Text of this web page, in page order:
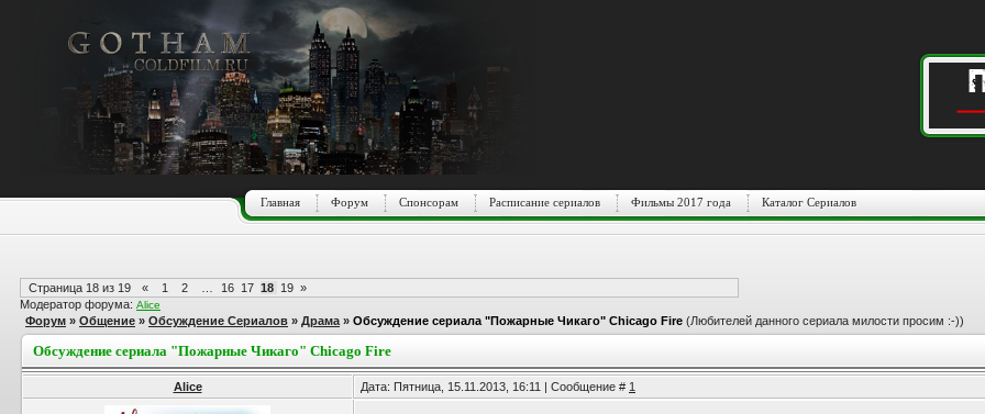
Главная Форум Спонсорам Расписание сериалов Фильмы 2017 года Каталог Сериалов
Страница 18 из 19 « 1 2 16 17 18 19 »
Модератор форума: Alice
Форум » Общение » Обсуждение Сериалов » Драма » Обсуждение сериала "Пожарные Чикаго" Chicago Fire (Любителей данного сериала милости просим :-))
Обсуждение сериала "Пожарные Чикаго" Chicago Fire
Alice Дата: Пятница, 15.11.2013, 16:11 | Сообщение # 1